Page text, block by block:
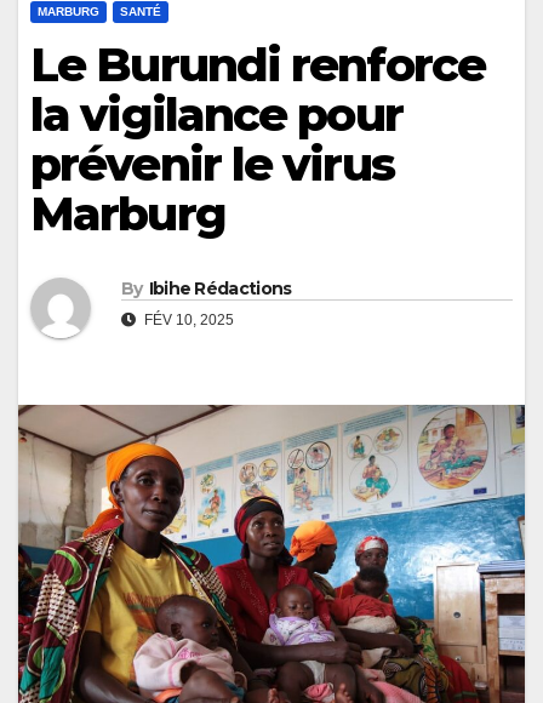
MARBURG SANTÉ
Le Burundi renforce
la vigilance pour
prévenir le virus
Marburg
By Ibihe Rédactions
FÉV 10, 2025